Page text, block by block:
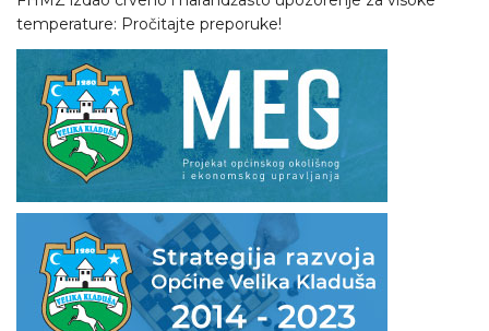
temperature: Pročitajte preporuke!